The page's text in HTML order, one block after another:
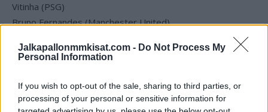
Jalkapallonmmkisat.com - Do Not Process My
Personal Information
If you wish to opt-out of the sale, sharing to third parties, or
processing of your personal or sensitive information for
Vitinha (PSG)
Bruno Fernandes (Manchester United)
João Félix (Al Nassr)
Francisco Trincão (Sporting CP)